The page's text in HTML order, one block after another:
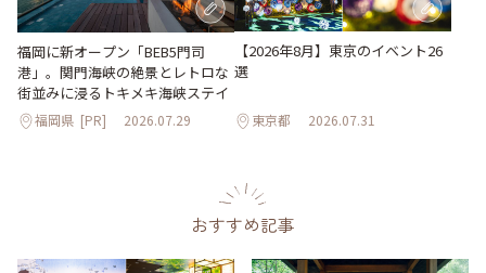
福岡に新オープン「BEB5門司
港」。関門海峡の絶景とレトロな
街並みに浸るトキメキ海峡ステイ
福岡県 [PR] 2026.07.29
【2026年8月】東京のイベント26
選
東京都 2026.07.31
おすすめ記事